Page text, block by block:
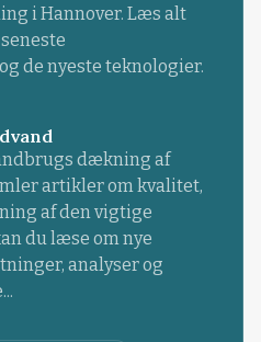
i Hannover. Læs alt
de nyeste teknologier.
dækning af
artikler om kvalitet,
af den vigtige
du læse om nye
analyser og